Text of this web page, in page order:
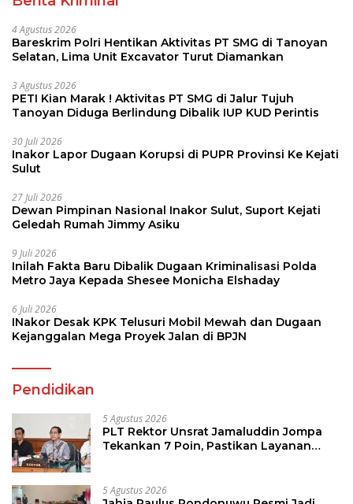
4 Agustus 2026
Bareskrim Polri Hentikan Aktivitas PT SMG di Tanoyan
Selatan, Lima Unit Excavator Turut Diamankan
3 Agustus 2026
PETI Kian Marak ! Aktivitas PT SMG di Jalur Tujuh
Tanoyan Diduga Berlindung Dibalik IUP KUD Perintis
30 Juli 2026
Inakor Lapor Dugaan Korupsi di PUPR Provinsi Ke Kejati
Sulut
27 Juli 2026
Dewan Pimpinan Nasional Inakor Sulut, Suport Kejati
Geledah Rumah Jimmy Asiku
9 Juli 2026
Inilah Fakta Baru Dibalik Dugaan Kriminalisasi Polda
Metro Jaya Kepada Shesee Monicha Elshaday
6 Juli 2026
INakor Desak KPK Telusuri Mobil Mewah dan Dugaan
Kejanggalan Mega Proyek Jalan di BPJN
Pendidikan
5 Agustus 2026
PLT Rektor Unsrat Jamaluddin Jompa
Tekankan 7 Poin, Pastikan Layanan
5 Agustus 2026